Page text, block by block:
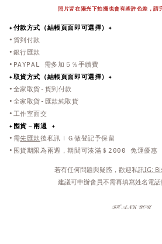
照片皆在陽光下拍攝也會有些許色差，請
✦付款方式（結帳頁面即可選擇）✦
•貨到付款
•銀行匯款
•PAYPAL 需多加５％手續費
✦取貨方式 （結帳頁面即可選擇） ✦
•全家取貨-貨到付款
•全家取貨-匯款純取貨
•工作室面交
✦ 囤貨－兩週 ✦
•需先匯款後私訊ＩＧ做登記予保留
•囤貨期限為兩週，期間可湊滿＄2000 免運優惠
若有任何問題與疑惑，歡迎私訊IG:
建議可申辦會員不需再填寫姓名電
𝒯ℋ𝒜𝒩𝒦 𝒴𝒪𝒰